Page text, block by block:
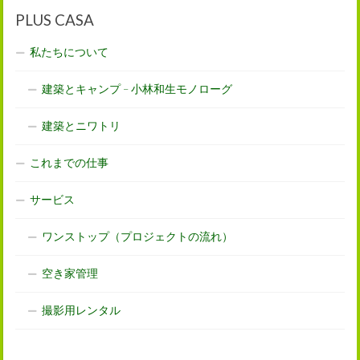
PLUS CASA
私たちについて
建築とキャンプ – 小林和生モノローグ
建築とニワトリ
これまでの仕事
サービス
ワンストップ（プロジェクトの流れ）
空き家管理
撮影用レンタル